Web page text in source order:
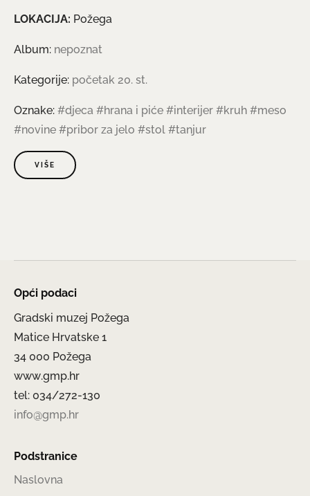
LOKACIJA: Požega
Album: nepoznat
Kategorije: početak 20. st.
Oznake: #djeca #hrana i piće #interijer #kruh #meso
#novine #pribor za jelo #stol #tanjur
VIŠE
Opći podaci
Gradski muzej Požega
Matice Hrvatske 1
34 000 Požega
www.gmp.hr
tel: 034/272-130
info@gmp.hr
Podstranice
Naslovna